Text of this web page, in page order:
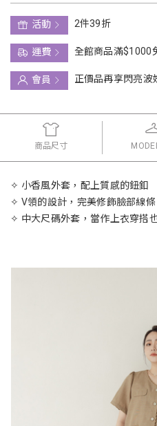
活動
2件39折
運費
全館商品滿$1000
會員
正價品再享閃亮
商品尺寸
✧ 小香風外套，配上質感的鈕釦
✧ V領的設計，完美修飾臉部線條
✧ 中大尺碼外套，當作上衣穿搭